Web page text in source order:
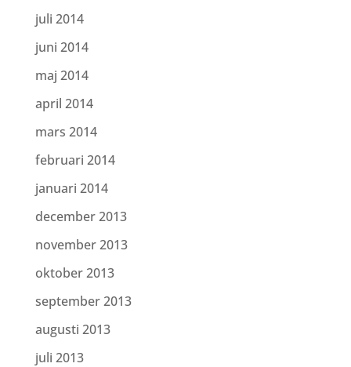
juli 2014
juni 2014
maj 2014
april 2014
mars 2014
februari 2014
januari 2014
december 2013
november 2013
oktober 2013
september 2013
augusti 2013
juli 2013